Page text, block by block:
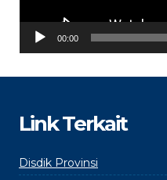
00:00
Link Terkait
Disdik Provinsi